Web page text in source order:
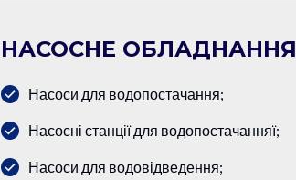
НАСОСНЕ ОБЛАДНАННЯ
Насоси для водопостачання;
Насосні станції для водопостачанняї;
Насоси для водовідведення;